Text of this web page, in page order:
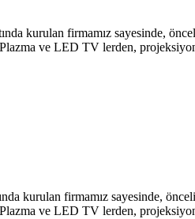
firmamız sayesinde,
ve LED TV lerden,
firmamız sayesinde,
ve LED TV lerden,